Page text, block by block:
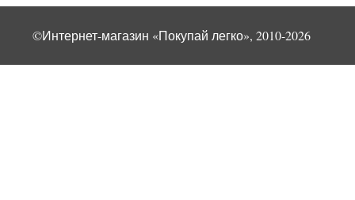
©Интернет-магазин «Покупай легко», 2010-2026